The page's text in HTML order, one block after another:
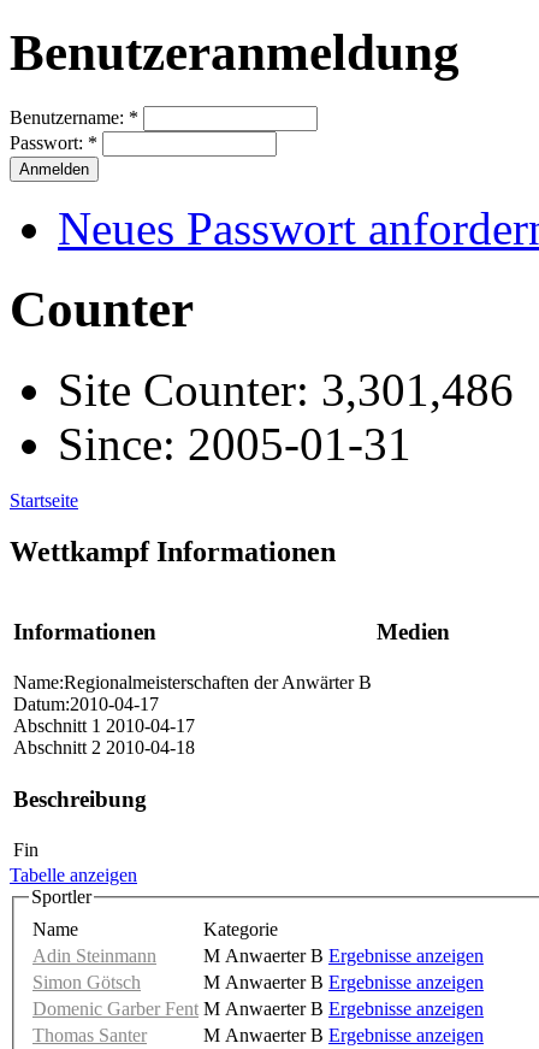
Benutzeranmeldung
Benutzername: *
Passwort: *
Neues Passwort
Counter
Site Counter: 3,301,486
Since: 2005-01-31
Startseite
Wettkampf Informationen
Informationen Medien
Name:Regionalmeisterschaften der Anwärter B
Datum:2010-04-17
Abschnitt 1 2010-04-17
Abschnitt 2 2010-04-18
Beschreibung
Fin
Tabelle anzeigen
Sportler
Name
Kategorie
Adin Steinmann
M Anwaerter B Ergebnisse anzeigen
Simon Götsch
M Anwaerter B Ergebnisse anzeigen
Domenic Garber Fent M Anwaerter B Ergebnisse anzeigen
Thomas Santer
M Anwaerter B Ergebnisse anzeigen